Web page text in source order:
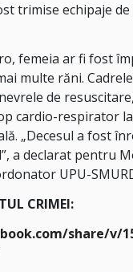
trimise echipaje
femeia ar fi fost
multe răni.
de
cardio-respirator
„Decesul a fost
a declarat pentru
UPU-
CRIMEI:
share/v/